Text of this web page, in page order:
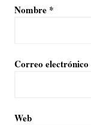
Nombre *
Correo electrónico
Web